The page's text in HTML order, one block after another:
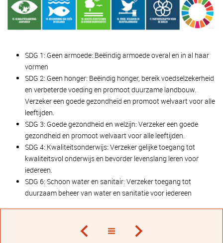
SDG 1: Geen armoede: Beëindig armoede overal en in al haar
vormen
SDG 2: Geen honger: Beëindig honger, bereik voedselzekerheid
en verbeterde voeding en promoot duurzame landbouw.
Verzeker een goede gezondheid en promoot welvaart voor alle
leeftijden.
SDG 3: Goede gezondheid en welzijn: Verzeker een goede
gezondheid en promoot welvaart voor alle leeftijden.
SDG 4: Kwaliteitsonderwijs: Verzeker gelijke toegang tot
kwaliteitsvol onderwijs en bevorder levenslang leren voor
iedereen.
SDG 6: Schoon water en sanitair: Verzeker toegang tot
duurzaam beheer van water en sanitatie voor iedereen